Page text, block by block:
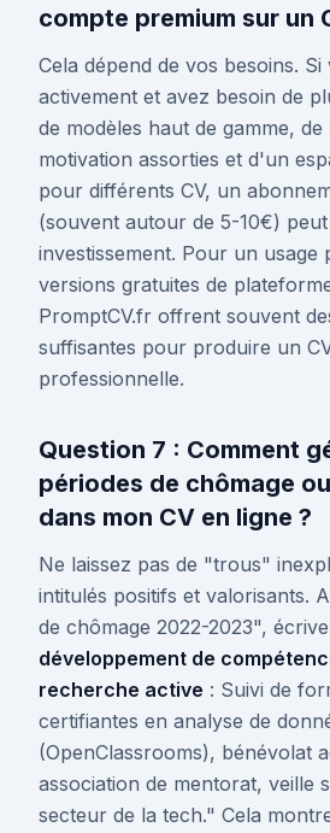
compte premium sur un
Cela dépend de vos besoins.
activement et avez besoin de
de modèles haut de gamme, de
motivation assorties et d'un
pour différents CV, un
(souvent autour de 5-10€)
investissement. Pour un usage
versions gratuites de
PromptCV.fr offrent souvent
suffisantes pour produire un
professionnelle.
Question 7 : Comment
périodes de chômage
dans mon CV en ligne ?
Ne laissez pas de "trous"
intitulés positifs et valorisants.
de chômage 2022-2023",
développement de
recherche active : Suivi de
certifiantes en analyse de
(OpenClassrooms), bénévolat
association de mentorat, veille
secteur de la tech." Cela